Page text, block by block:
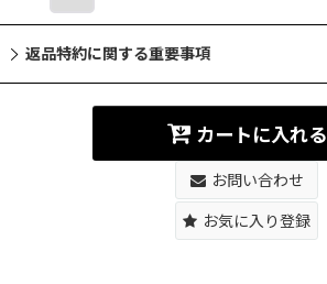
返品特約に関する重要事項
カートに入れる
お問い合わせ
お気に入り登録